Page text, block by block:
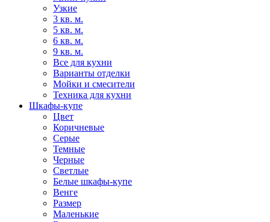
Узкие
3 кв. м.
5 кв. м.
6 кв. м.
9 кв. м.
Все для кухни
Варианты отделки
Мойки и смесители
Техника для кухни
Шкафы-купе
Цвет
Коричневые
Серые
Темные
Черные
Светлые
Белые шкафы-купе
Венге
Размер
Маленькие